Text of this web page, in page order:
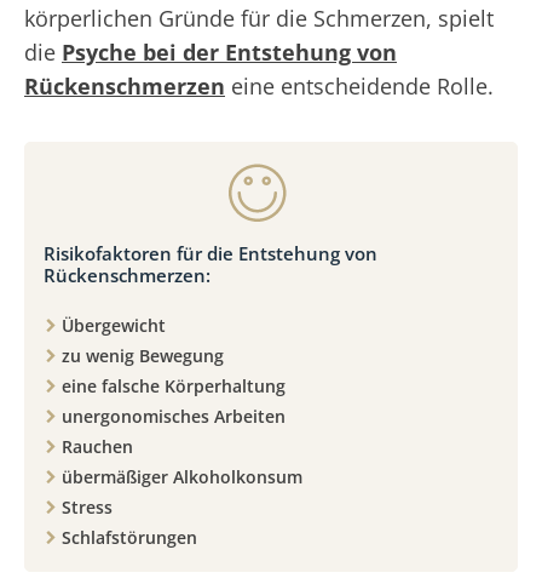
körperlichen Gründe für die Schmerzen, spielt
die Psyche bei der Entstehung von
Rückenschmerzen eine entscheidende Rolle.
Risikofaktoren für die Entstehung von
Rückenschmerzen:
Übergewicht
zu wenig Bewegung
eine falsche Körperhaltung
unergonomisches Arbeiten
Rauchen
übermäßiger Alkoholkonsum
Stress
Schlafstörungen